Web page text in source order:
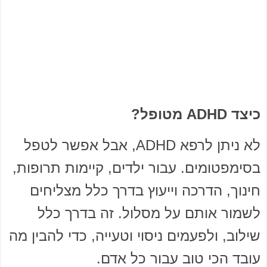
כיצד ADHD מטופל?
לא ניתן לרפא ADHD, אבל אפשר לטפל
בסימפטומים. עבור ילדים, קיימות תרופות,
חינוך, הדרכה וייעוץ בדרך כלל מצליחים
לשמור אותם על מסלול. זה בדרך כלל
שילוב, ולפעמים ניסוי וטעייה, כדי להבין מה
עובד הכי טוב עבור כל אדם.